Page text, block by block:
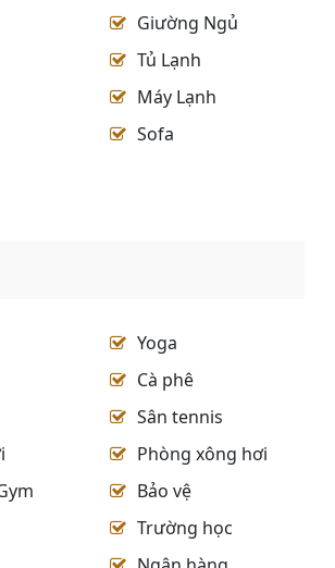
Giường Ngủ
Tủ Lạnh
Máy Lạnh
Sofa
Yoga
Cà phê
Sân tennis
Phòng xông hơi
Bảo vệ
Trường học